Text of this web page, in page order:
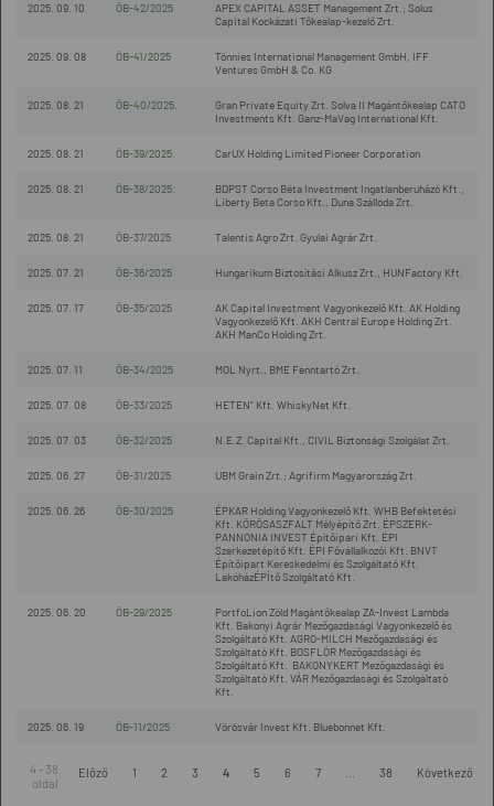
2025. 09. 10 ÖB-42/2025
APEX CAPITAL ASSET Management Zrt.; Solus
Capital Kockázati Tőkealap-kezelő Zrt.
2025. 09. 08 ÖB-41/2025
Tönnies International Management GmbH, IFF
Ventures GmbH & Co. KG
2025. 08. 21 ÖB-40/2025.
Gran Private Equity Zrt. Solva II Magántőkealap CATO
Investments Kft. Ganz-MaVag International Kft.
2025. 08. 21 ÖB-39/2025. CarUX Holding Limited Pioneer Corporation
2025. 08. 21 ÖB-38/2025.
BDPST Corso Béta Investment Ingatlanberuházó Kft.,
Liberty Beta Corso Kft., Duna Szálloda Zrt.
2025. 08. 21 ÖB-37/2025 Talentis Agro Zrt. Gyulai Agrár Zrt.
2025. 07. 21 ÖB-36/2025 Hungarikum Biztosítási Alkusz Zrt., HUNFactory Kft.
2025. 07. 17 ÖB-35/2025
AK Capital Investment Vagyonkezelő Kft. AK Holding
Vagyonkezelő Kft. AKH Central Europe Holding Zrt.
AKH ManCo Holding Zrt.
2025. 07. 11 ÖB-34/2025 MOL Nyrt., BME Fenntartó Zrt.
2025. 07. 08 ÖB-33/2025 HETEN” Kft. WhiskyNet Kft.
2025. 07. 03 ÖB-32/2025 N.E.Z. Capital Kft., CIVIL Biztonsági Szolgálat Zrt.
2025. 06. 27 ÖB-31/2025 UBM Grain Zrt.; Agrifirm Magyarország Zrt.
2025. 06. 26 ÖB-30/2025
ÉPKAR Holding Vagyonkezelő Kft. WHB Befektetési
Kft. KÖRÖSASZFALT Mélyépítő Zrt. ÉPSZERK-
PANNONIA INVEST Építőipari Kft. ÉPI
Szerkezetépítő Kft. ÉPI Fővállalkozói Kft. BNVT
Építőipart Kereskedelmi és Szolgáltató Kft.
LakóházÉPÍtő Szolgáltató Kft.
2025. 06. 20 ÖB-29/2025
PortfoLion Zöld Magántőkealap ZA-Invest Lambda
Kft. Bakonyi Agrár Mezőgazdasági Vagyonkezelő és
Szolgáltató Kft. AGRO-MILCH Mezőgazdasági és
Szolgáltató Kft. BOSFLÓR Mezőgazdasági és
Szolgáltató Kft. BAKONYKERT Mezőgazdasági és
Szolgáltató Kft. VÁR Mezőgazdasági és Szolgáltató
Kft.
2025. 06. 19 ÖB-11/2025 Vörösvár Invest Kft. Bluebonnet Kft.
4 - 38.
oldal
Előző 1 2 3 4 5 6 7 38 Következő